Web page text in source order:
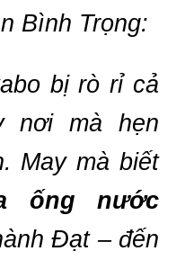
Bình Trọng:
bị rò rỉ cả
nơi mà hẹn
May mà biết
ống nước
Đạt – đến